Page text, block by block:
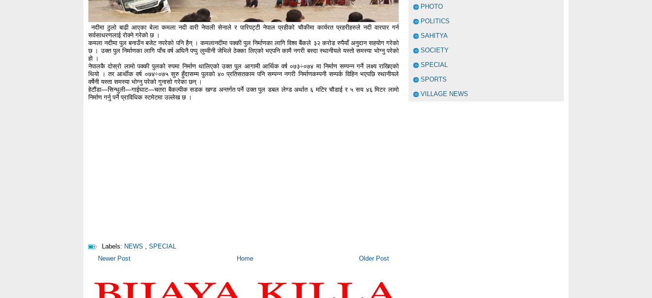
नदीमा ठुलो बाढी आएका बेला कमला नदी वारी नेपाली सेनाले र पारिपट्टी नेपाल प्रहीको चौकीमा कार्यरत प्रहरीहरुले नदी वारपार गर्न
सर्वसाधरणलाई रोक्ने गरेको छ ।
कमला नदीमा पुल बनाउँन बजेट नपरेको पनि हैन् । कमलानदीमा पक्की पुल निर्माणका लागि विश्व बैंकले ३२ करोड रुपैयाँ अनुदान सहयोग गरेको
छ । उक्त पुल निर्माणका लागि पाँच वर्ष अघिनै पप्पु लुम्वीनी जेभिले ठेक्का लिएको भएपनि कामै नगरी बस्दा स्थानीयले यस्तो समस्या भोग्नु परेको
हो ।
नेपालकै दोस्रो लामो पक्की पुलको रुपमा निर्माण थालिएको उक्त पुल आगामी आर्थिक वर्ष ०७३÷०७४ मा निर्माण सम्पन्न गर्ने लक्ष्य राखिएको
थियो । तर आर्थीक वर्ष ०७४÷०७५ सुरु हुँदासम्म पुलको ४० प्रतिसतकाम पनि सम्पन्न नगरी निर्माणकम्पनी सम्पर्क विहिन भएपछि स्थानीयले
वर्षेनी यस्ता समस्या भोग्नु परेको गुनासो गरेका छन् ।
हेटौंडा—सिन्धुली—गाईघाट—चतरा बैकल्पीक सडक खण्ड अन्तर्गत पर्ने उक्त पुल डबल लेण्ड अर्थात ६ मटिर चौडाई र ५ सय ४६ मिटर लामो
निर्माण गर्नु पर्ने प्राविधिक स्टमेटमा उल्लेख छ ।
Labels: NEWS , SPECIAL
Newer Post
Older Post
Home
PHOTO
POLITICS
SAHITYA
SOCIETY
SPECIAL
SPORTS
VILLAGE NEWS